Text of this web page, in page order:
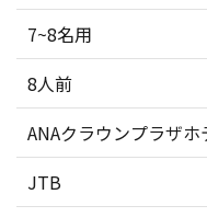
7~8名用
8人前
ANAクラウンプラザホ
JTB